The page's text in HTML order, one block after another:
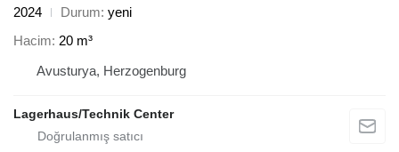
2024
Durum yeni
Hacim 20 m³
Avusturya, Herzogenburg
Lagerhaus/Technik Center